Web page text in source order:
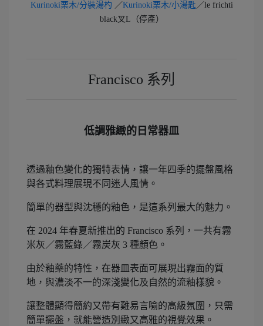
Kurinoki栗木/分裝湯杓 ／Kurinoki栗木/小湯匙 ／le frichti
black叉L（停產）
Francisco 系列
低調雅緻的日常器皿
透過釉色變化的獨特表情，讓一年四季的擺盤風格
與各式料理展現不同迷人風情。
簡單的器型與沈穩的釉色，是這系列最大的魅力。
在 2024 年春夏新推出的 Francisco 系列，一共有霧
米灰／霧藍綠／霧炭灰 3 種顏色。
由於釉藥的特性，在器皿表面可展現出霧面的質
地，與濃淡不一的深淺變化及自然的流釉樣貌。
讓整體顯得簡約又帶有難易言喻的高級氛圍，只需
簡單擺盤，就能營造別緻又高雅的視覺效果。